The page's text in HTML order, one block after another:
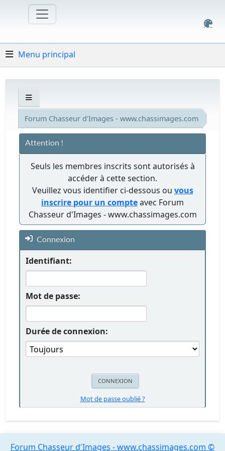
Menu principal
Forum Chasseur d'Images - www.chassimages.com
Attention !
Seuls les membres inscrits sont autorisés à
accéder à cette section.
Veuillez vous identifier ci-dessous ou vous
inscrire pour un compteavec Forum
Chasseur d'Images - www.chassimages.com
Connexion
Identifiant:
Mot de passe:
Durée de connexion:
Mot de passe oublié ?
Forum Chasseur d'Images - www.chassimages.com ©